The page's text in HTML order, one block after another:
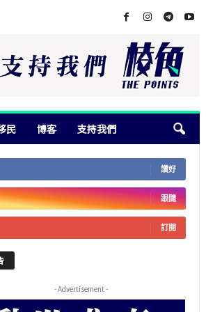
民 博客 支持我們
讚好
跟隨
訂閱
- Advertisement -